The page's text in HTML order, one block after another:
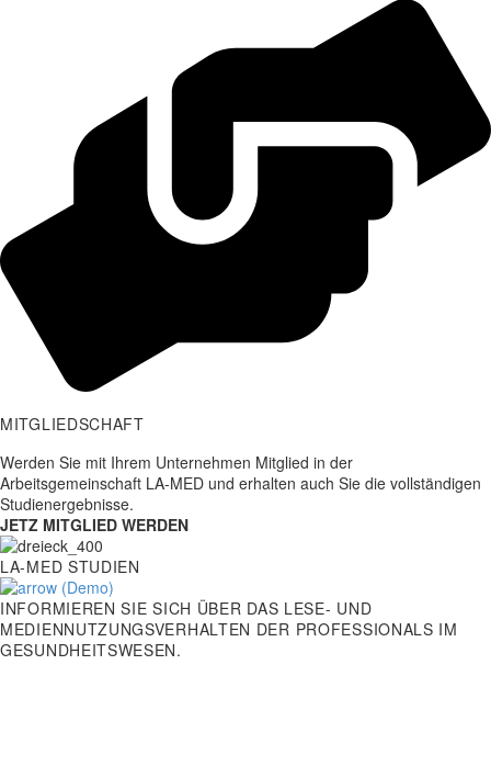
MITGLIEDSCHAFT
Werden Sie mit Ihrem Unternehmen Mitglied in der
Arbeitsgemeinschaft LA-MED und erhalten auch Sie die vollständigen
Studienergebnisse.
JETZ MITGLIED WERDEN
LA-MED STUDIEN
INFORMIEREN SIE SICH ÜBER DAS LESE- UND
MEDIENNUTZUNGSVERHALTEN DER PROFESSIONALS IM
GESUNDHEITSWESEN.